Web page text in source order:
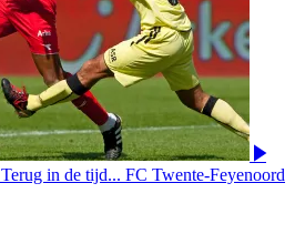
Terug in de tijd... FC Twente-Feyenoord